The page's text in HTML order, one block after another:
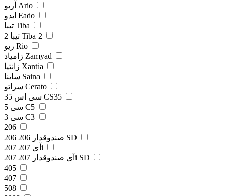
آریو Ario
ایدو Eado
تیبا Tiba
تیبا 2 Tiba 2
ریو Rio
زامیاد Zamyad
زانتیا Xantia
ساینا Saina
سراتو Cerato
سی اس 35 CS35
سی 5 C5
سی 3 C3
206
206 صندوقدار 206 SD
207 آی 207i
207 آی صندوقدار 207i SD
405
407
508